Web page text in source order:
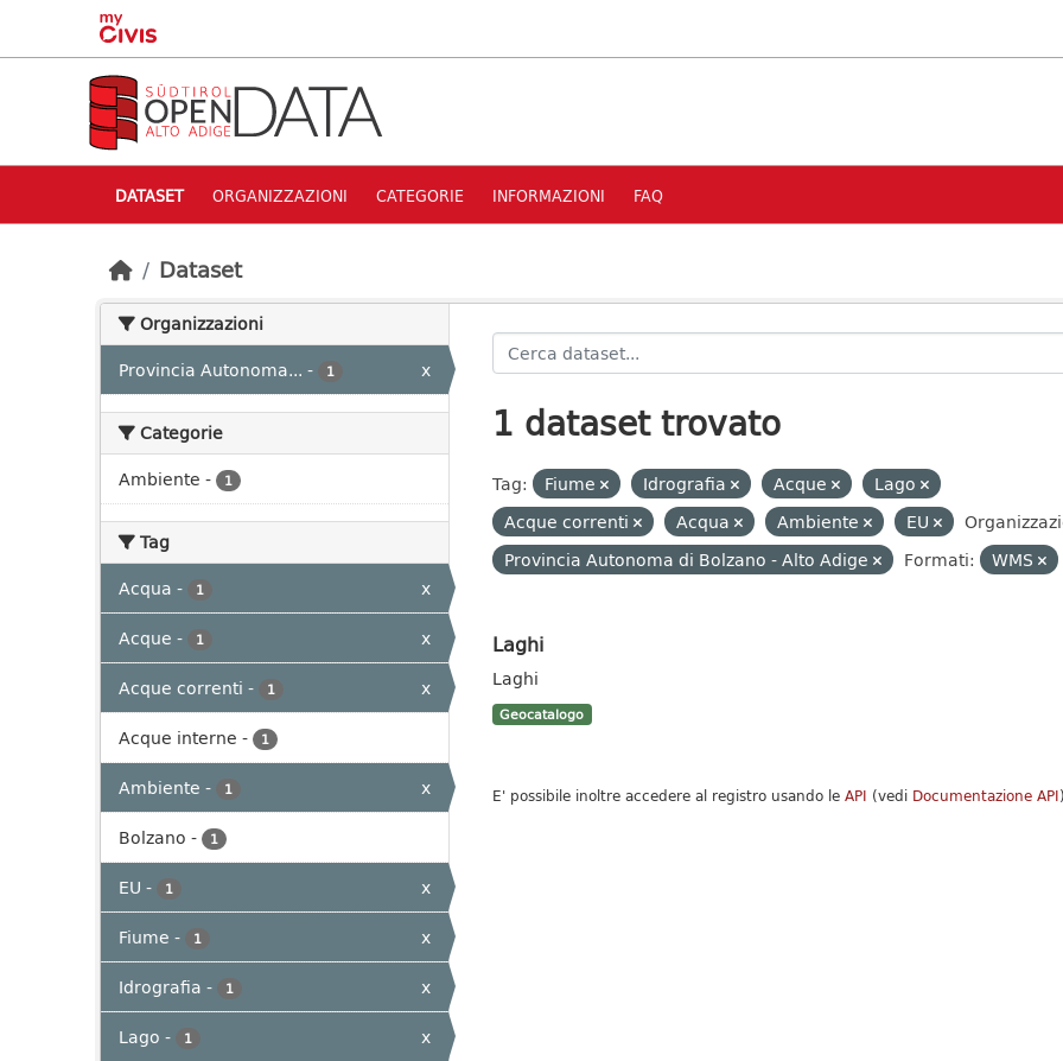
Skip to main content
DATASET ORGANIZZAZIONI CATEGORIE INFORMAZIONI FAQ
Dataset
Organizzazioni
Provincia Autonoma... - 1 x
Categorie
Ambiente - 1
Tag
Acqua - 1
x
Acque - 1
x
Acque correnti - 1
x
Acque interne - 1
Ambiente - 1
x
Bolzano - 1
EU - 1
x
Fiume - 1
x
Idrografia - 1
x
Lago - 1
x
1 dataset trovato
Tag: Fiume Idrografia Acque
Lago
Acque correnti
Acqua Ambiente EU
Provincia Autonoma di Bolzano - Alto Adige
Formati: WMS
Laghi
Laghi
Geocatalogo
E' possibile inoltre accedere al registro usando le API (vedi Documentazione API